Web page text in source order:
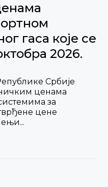
гаса које се
2026.
Србије
ценама
за
цене